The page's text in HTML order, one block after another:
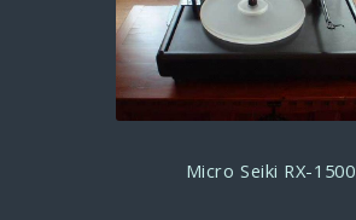
Micro Seiki RX-1500